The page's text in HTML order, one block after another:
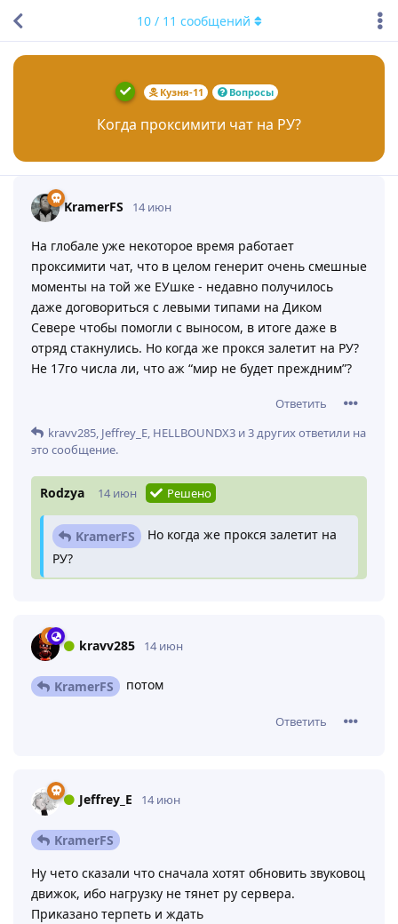
Кузня-11 Вопросы
Когда проксимити чат на РУ?
10/ 11 сообщений
KramerFS 14 июн
На глобале уже некоторое время работает
проксимити чат, что в целом генерит очень смешные
моменты на той же ЕУшке - недавно получилось
даже договориться с левыми типами на Диком
Севере чтобы помогли с выносом, в итоге даже в
отряд стакнулись. Но когда же прокся залетит на РУ?
Не 17го числа ли, что аж “мир не будет преждним”?
Ответить
kravv285, Jeffrey_E, HELLBOUNDX3 и3другихответили на
это сообщение.
Rodzya 14 июн Решено
KramerFS
Но когда же прокся залетит на
РУ?
kravv285 14 июн
KramerFS потом
Ответить
Jeffrey_E 14 июн
KramerFS
Ну чето сказали что сначала хотят обновить звуковоц
движок, ибо нагрузку не тянет ру сервера.
Приказано терпеть и ждать